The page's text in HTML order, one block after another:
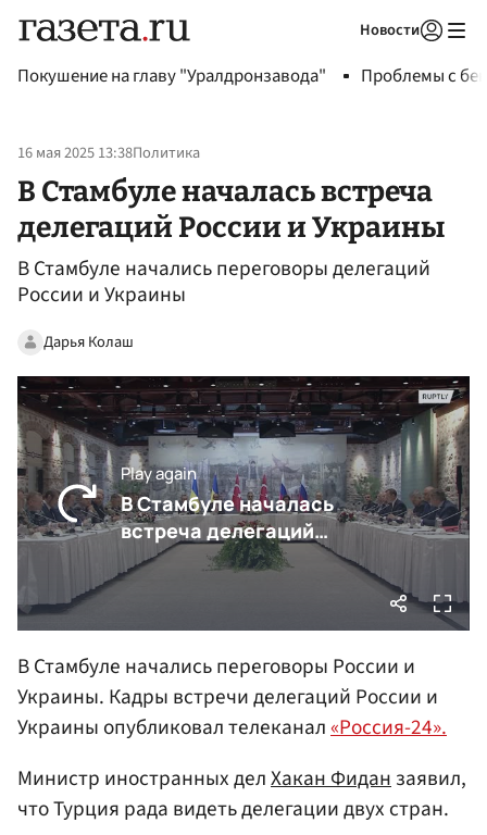
Новости
Покушение на главу "Уралдронзавода" Проблемы с
16 мая 2025 13:38Политика
В Стамбуле началась встреча
делегаций России и Украины
В Стамбуле начались переговоры делегаций
России и Украины
Дарья Колаш
В Стамбуле начались переговоры России и
Украины. Кадры встречи делегаций России и
Украины опубликовал телеканал«Россия-24».
Министр иностранных делХакан Фиданзаявил,
что Турция рада видеть делегации двух стран.